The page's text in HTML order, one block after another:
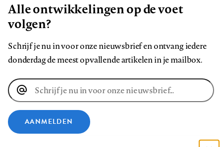
Alle ontwikkelingen op de voet
volgen?
Schrijf je nu in voor onze nieuwsbrief en ontvang iedere
donderdag de meest opvallende artikelen in je mailbox.
E-
mailadres
AANMELDEN